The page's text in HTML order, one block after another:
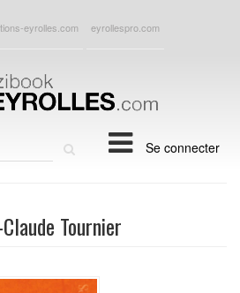
eyrolles.com eyrollespro.com
Se connecter
Tournier